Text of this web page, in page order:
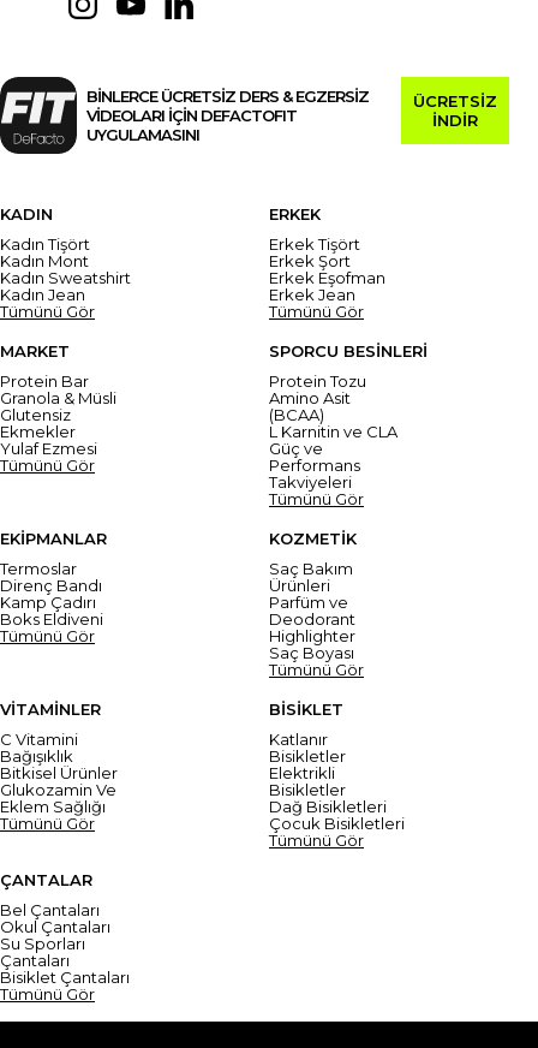
BİNLERCE ÜCRETSİZ DERS & EGZERSİZ
VİDEOLARI İÇİN DEFACTOFIT
UYGULAMASINI
ÜCRETSİZ
İNDİR
KADIN
Kadın Tişört
Kadın Mont
Kadın Sweatshirt
Kadın Jean
Tümünü Gör
ERKEK
Erkek Tişört
Erkek Şort
Erkek Eşofman
Erkek Jean
Tümünü Gör
MARKET
Protein Bar
Granola & Müsli
Glutensiz
Ekmekler
Yulaf Ezmesi
Tümünü Gör
SPORCU BESİNLERİ
Protein Tozu
Amino Asit
(BCAA)
L Karnitin ve CLA
Güç ve
Performans
Takviyeleri
Tümünü Gör
EKİPMANLAR
Termoslar
Direnç Bandı
Kamp Çadırı
Boks Eldiveni
Tümünü Gör
KOZMETİK
Saç Bakım
Ürünleri
Parfüm ve
Deodorant
Highlighter
Saç Boyası
Tümünü Gör
VİTAMİNLER
C Vitamini
Bağışıklık
Bitkisel Ürünler
Glukozamin Ve
Eklem Sağlığı
Tümünü Gör
BİSİKLET
Katlanır
Bisikletler
Elektrikli
Bisikletler
Dağ Bisikletleri
Çocuk Bisikletleri
Tümünü Gör
ÇANTALAR
Bel Çantaları
Okul Çantaları
Su Sporları
Çantaları
Bisiklet Çantaları
Tümünü Gör